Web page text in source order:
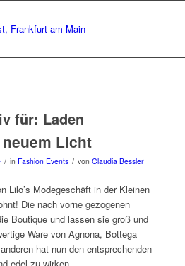
für: Laden
Licht
/ in Fashion Events / von Claudia Bessler
Lilo’s Modegeschäft in der Kleinen
Die nach vorne gezogenen
Boutique und lassen sie groß und
Ware von Agnona, Bottega
hat nun den entsprechenden